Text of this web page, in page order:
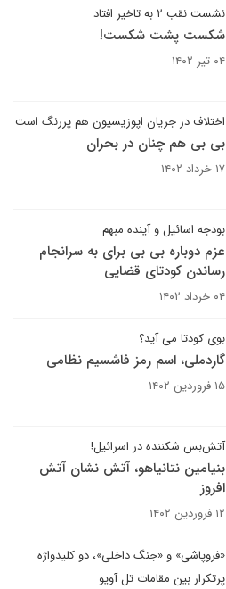
نشست نقب ۲ به تاخیر افتاد
شکست پشت شکست!
۰۴ تیر ۱۴۰۲
اختلاف در جریان اپوزیسیون هم پررنگ است
بی بی هم چنان در بحران
۱۷ خرداد ۱۴۰۲
بودجه اسائیل و آینده مبهم
عزم دوباره بی بی برای به سرانجام
رساندن کودتای قضایی
۰۴ خرداد ۱۴۰۲
بوی کودتا می آید؟
گاردملی، اسم رمز فاشسیم نظامی
۱۵ فروردین ۱۴۰۲
آتش‌بس شکننده در اسرائیل!
بنیامین نتانیاهو، آتش نشان آتش
افروز
۱۲ فروردین ۱۴۰۲
«فروپاشی» و «جنگ داخلی»، دو کلیدواژه
پرتکرار بین مقامات تل آویو